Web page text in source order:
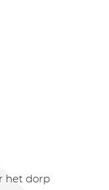
het dorp